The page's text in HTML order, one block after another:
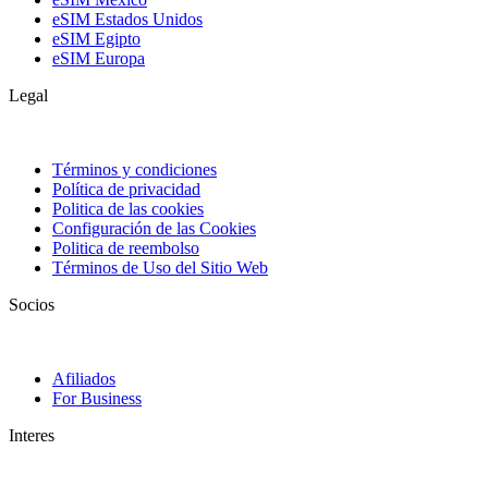
eSIM Estados Unidos
eSIM Egipto
eSIM Europa
Legal
Términos y condiciones
Política de privacidad
Politica de las cookies
Configuración de las Cookies
Politica de reembolso
Términos de Uso del Sitio Web
Socios
Afiliados
For Business
Interes